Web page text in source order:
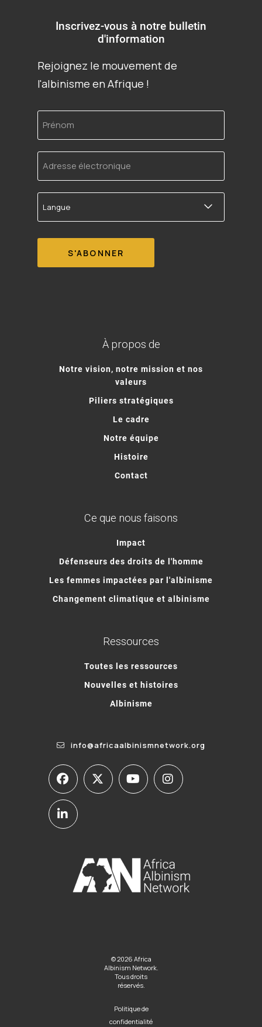
Inscrivez-vous à notre bulletin
d'information
Rejoignez le mouvement de
l'albinisme en Afrique !
Prénom
Adresse
électronique
Langue
À propos de
Notre vision, notre mission et nos
valeurs
Piliers stratégiques
Le cadre
Notre équipe
Histoire
Contact
Ce que nous faisons
Impact
Défenseurs des droits de l'homme
Les femmes impactées par l'albinisme
Changement climatique et albinisme
Ressources
Toutes les ressources
Nouvelles et histoires
Albinisme
info@africaalbinismnetwork.org
© 2026 Africa
Albinism Network.
Tous droits
réservés.
Politique de
confidentialité